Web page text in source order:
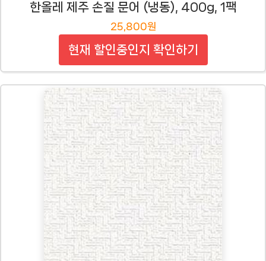
한올레 제주 손질 문어 (냉동), 400g, 1팩
25,800원
현재 할인중인지 확인하기